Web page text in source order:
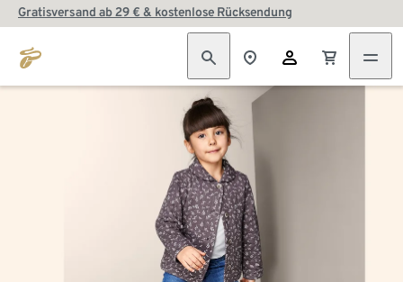
Gratisversand ab 29 € & kostenlose Rücksendung